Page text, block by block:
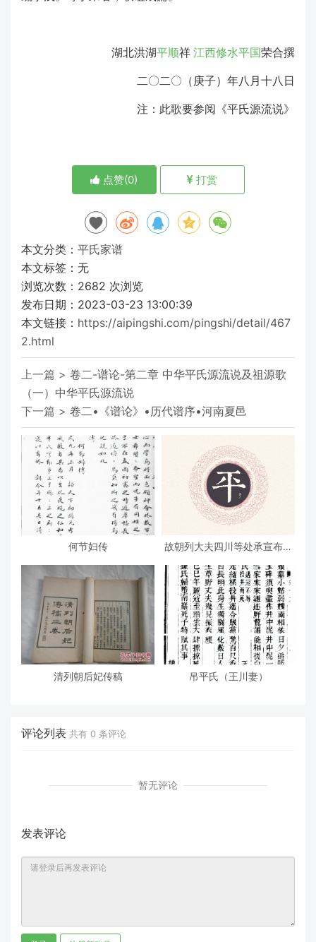
湖北洪湖平顺祥 江西修水平国荣合撰
二〇二〇（庚子）年八月十八日
注：此歌要参阅《平氏源流说》
点赞(0) 打赏
本文分类： 平氏家谱
本文标签：无
浏览次数： 2682 次浏览
发布日期：2023-03-23 13:00:39
本文链接： https://aipingshi.com/pingshi/detail/467
2.html
上一篇 > 卷二-谱论-第二章 中华平氏源流说及祖源歌
（一）中华平氏源流说
下一篇 > 卷二•《谱论》•历代谱序•河南夏邑
何节妇传
故朝列大夫四川等处承宣布政
清列朝后妃传稿 吊平氏（王川妻）
评论列表 共有 0 条评论
暂无评论
发表评论